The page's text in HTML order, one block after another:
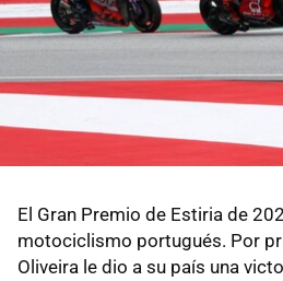
El Gran Premio de Estiria de
motociclismo portugués. Por
Oliveira le dio a su país una